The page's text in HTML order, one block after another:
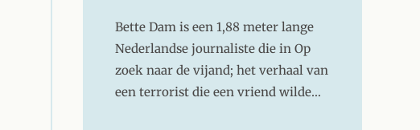
Bette Dam is een 1,88 meter lange
Nederlandse journaliste die in Op
zoek naar de vijand; het verhaal van
een terrorist die een vriend wilde…